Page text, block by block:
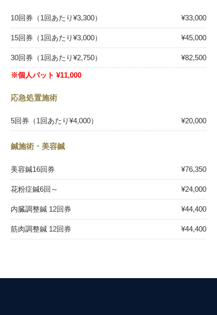
10回券（1回あたり¥3,300） ¥33,000
15回券（1回あたり¥3,000） ¥45,000
30回券（1回あたり¥2,750） ¥82,500
※個人パット ¥11,000
応急処置施術
5回券（1回あたり¥4,000） ¥20,000
鍼施術・美容鍼
美容鍼16回券 ¥76,350
花粉症鍼6回～ ¥24,000
内臓調整鍼 12回券 ¥44,400
筋肉調整鍼 12回券 ¥44,400